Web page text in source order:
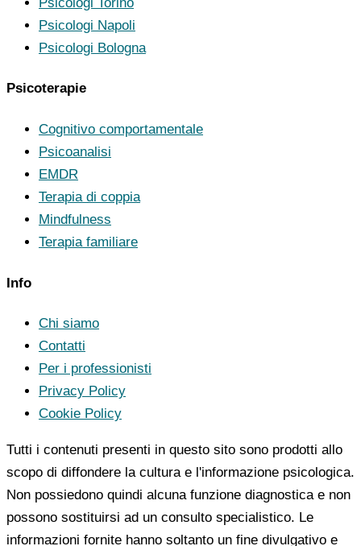
Psicologi Napoli
Psicologi Bologna
Psicoterapie
Cognitivo comportamentale
Psicoanalisi
EMDR
Terapia di coppia
Mindfulness
Terapia familiare
Info
Chi siamo
Contatti
Per i professionisti
Privacy Policy
Cookie Policy
Tutti i contenuti presenti in questo sito sono prodotti allo
scopo di diffondere la cultura e l'informazione psicologica.
Non possiedono quindi alcuna funzione diagnostica e non
possono sostituirsi ad un consulto specialistico. Le
informazioni fornite hanno soltanto un fine divulgativo e